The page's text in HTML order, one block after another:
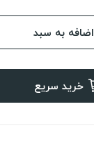
اضافه به سبد
خرید سریع